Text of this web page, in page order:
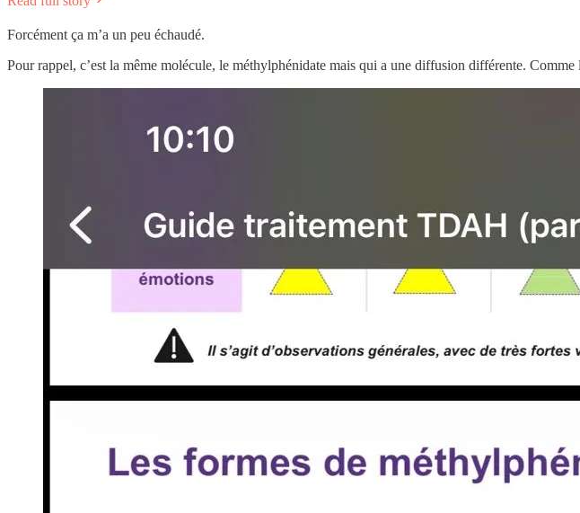
Forcément ça m’a un peu échaudé.
Pour rappel, c’est la même molécule, le méthylphénidate mais qui a une diffusion différente.